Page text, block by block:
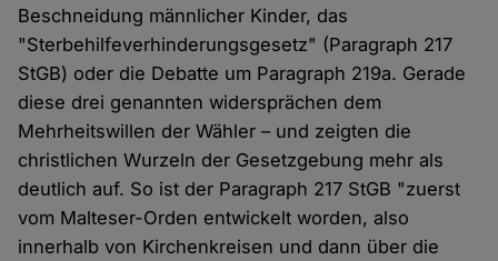
Beschneidung männlicher Kinder, das
"Sterbehilfeverhinderungsgesetz" (Paragraph 217
StGB) oder die Debatte um Paragraph 219a. Gerade
diese drei genannten widersprächen dem
Mehrheitswillen der Wähler – und zeigten die
christlichen Wurzeln der Gesetzgebung mehr als
deutlich auf. So ist der Paragraph 217 StGB "zuerst
vom Malteser-Orden entwickelt worden, also
innerhalb von Kirchenkreisen und dann über die